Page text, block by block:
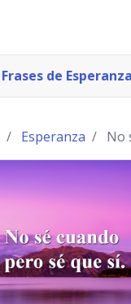
Frases de Esperanza
Esperanza No sé